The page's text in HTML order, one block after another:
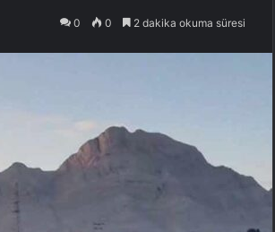
0 0 2 dakika okuma süresi